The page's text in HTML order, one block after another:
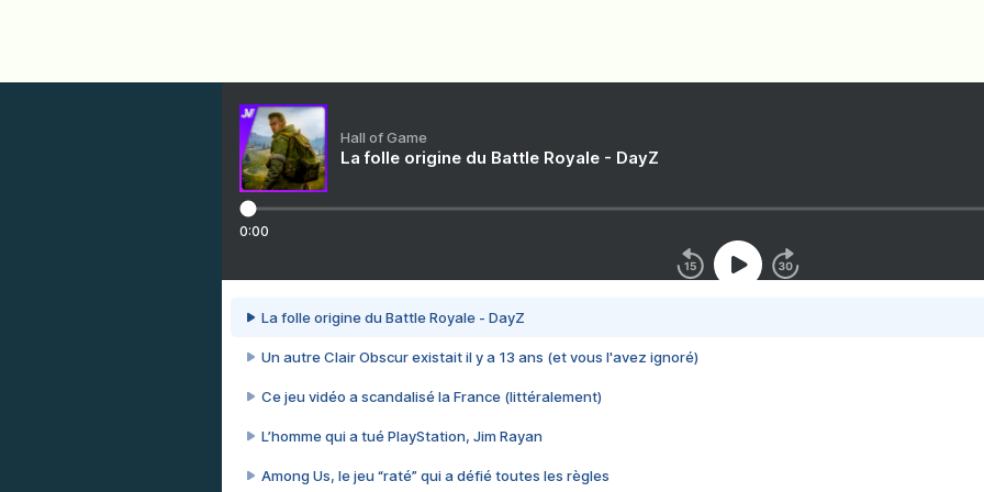
Hall of Game
La folle origine du Battle Royale - DayZ
0:00
La folle origine du Battle Royale - DayZ
Un autre Clair Obscur existait il y a 13 ans (et vous l'avez ignoré)
Ce jeu vidéo a scandalisé la France (littéralement)
L’homme qui a tué PlayStation, Jim Rayan
Among Us, le jeu “raté” qui a défié toutes les règles